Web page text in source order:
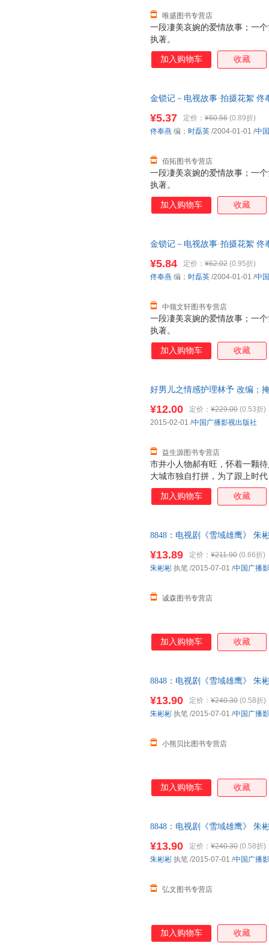
一段凄美哀婉的爱情故事；一
执著。
唯盛图书专营店
加入购物车 收藏
金锁记－电视故事·拍摄花絮
一段凄美哀婉的爱情故事；一
执著。
¥5.37 定价： ¥60.56 (0.89折)
佰拓图书专营店
佟奉燕 编； 时磊英 /2004-01-01 /中
加入购物车 收藏
金锁记－电视故事·拍摄花絮 佟
一段凄美哀婉的爱情故事；一
执著。
¥5.84 定价： ¥62.02 (0.95折)
中领文轩图书专营店
佟奉燕 编； 时磊英 /2004-01-01 /中
加入购物车 收藏
好男儿之情感护理林予 改编；
市井小人物郝有旺，怀着一颗
大城市独自打拼，为了跟上时
做——郝男儿！ 郝男儿在道歉
然在旁人眼中，他的工作不值
识与自己同名的郝有旺，是个
分。郝老板利用郝男儿与自己
男儿就这样卷入到一场豪门恩
¥12.00 定价： ¥229.00 (0.53折)
益生源图书专营店
2015-02-01 /中国广播影视出版社
加入购物车 收藏
8848：电视剧《雪域雄鹰》 朱
¥13.89 定价： ¥211.90 (0.66折)
诚森图书专营店
朱彬彬 执笔 /2015-07-01 /中国广播
加入购物车 收藏
8848：电视剧《雪域雄鹰》 朱
¥13.90 定价： ¥240.30 (0.58折)
小熊贝比图书专营店
朱彬彬 执笔 /2015-07-01 /中国广播
加入购物车 收藏
8848：电视剧《雪域雄鹰》 朱
¥13.90 定价： ¥240.30 (0.58折)
弘文图书专营店
朱彬彬 执笔 /2015-07-01 /中国广播
加入购物车 收藏